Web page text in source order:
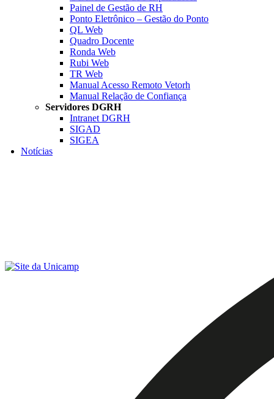
Painel de Gestão de RH
Ponto Eletrônico – Gestão do Ponto
QL Web
Quadro Docente
Ronda Web
Rubi Web
TR Web
Manual Acesso Remoto Vetorh
Manual Relação de Confiança
Servidores DGRH
Intranet DGRH
SIGAD
SIGEA
Notícias